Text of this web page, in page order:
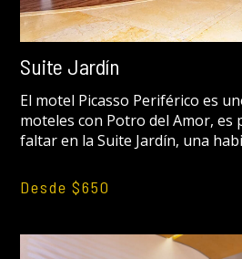
Suite Jardín
El motel Picasso Periférico es
moteles con Potro del Amor, es
faltar en la Suite Jardín, una
Desde $650